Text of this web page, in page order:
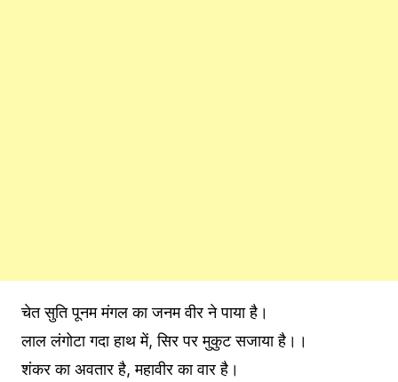
चेत सुति पूनम मंगल का जनम वीर ने पाया है।
लाल लंगोटा गदा हाथ में, सिर पर मुकुट सजाया है।।
शंकर का अवतार है, महावीर का वार है।